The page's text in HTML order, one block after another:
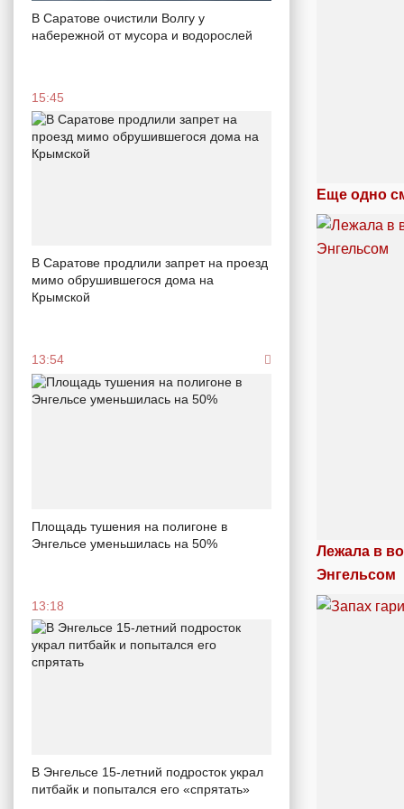
В Саратове очистили Волгу у
набережной от мусора и водорослей
15:45
В Саратове продлили запрет на проезд
мимо обрушившегося дома на
Крымской
13:54
Площадь тушения на полигоне в
Энгельсе уменьшилась на 50%
13:18
В Энгельсе 15-летний подросток украл
питбайк и попытался его «спрятать»
Еще одно
Лежала в
Энгельсом